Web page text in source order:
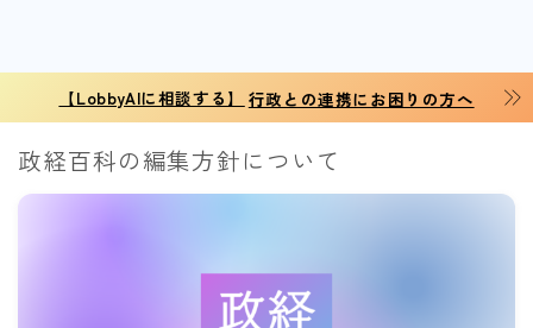
【LobbyAIに相談する】 行政との連携にお困りの方へ
政経百科の編集方針について